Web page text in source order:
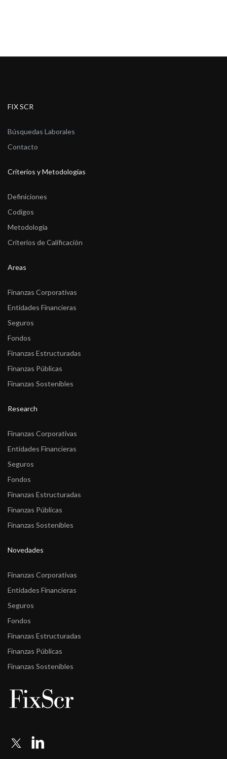
FIX SCR
Búsquedas Laborales
Contacto
Criterios y Metodologías
Definiciones
Codigos
Metodología
Criterios de Calificación
Areas
Finanzas Corporativas
Entidades Financieras
Seguros
Fondos
Finanzas Estructuradas
Finanzas Públicas
Finanzas Sostenibles
Research
Finanzas Corporativas
Entidades Financieras
Seguros
Fondos
Finanzas Estructuradas
Finanzas Públicas
Finanzas Sostenibles
Novedades
Finanzas Corporativas
Entidades Financieras
Seguros
Fondos
Finanzas Estructuradas
Finanzas Públicas
Finanzas Sostenibles